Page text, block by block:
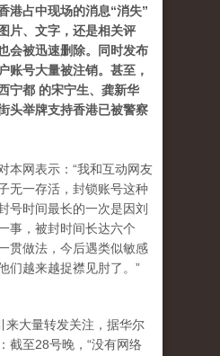
港占中现场的消息“消失”
片、文字，还是相关评
会被迅速删除。同时发布
账号大量被注销。甚至，
宁都 的宋宁生、龚新华
头举牌支持香港已被警察
本网表示：“我和互动网友
无一存活，封锁账号这种
号时间最长的一次是因刘
事，被封时间长达六个
贯做法，今后遇类似敏感
们越来越捉襟见肘了。”
来大量转发关注，据华尔
截至28号晚，“没有网络